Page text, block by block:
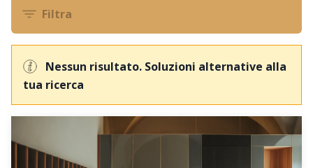
Filtra
Nessun risultato. Soluzioni alternative alla
tua ricerca